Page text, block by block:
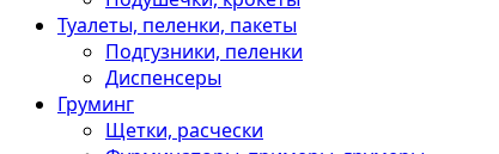
Туалеты, пеленки, пакеты
Подгузники, пеленки
Диспенсеры
Груминг
Щетки, расчески